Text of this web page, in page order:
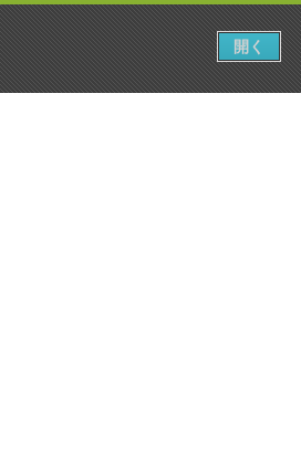
開く